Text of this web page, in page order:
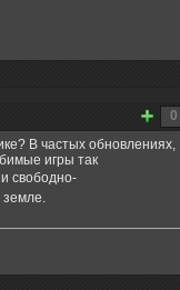
0
В частых обновлениях,
игры так
свободно-
земле.